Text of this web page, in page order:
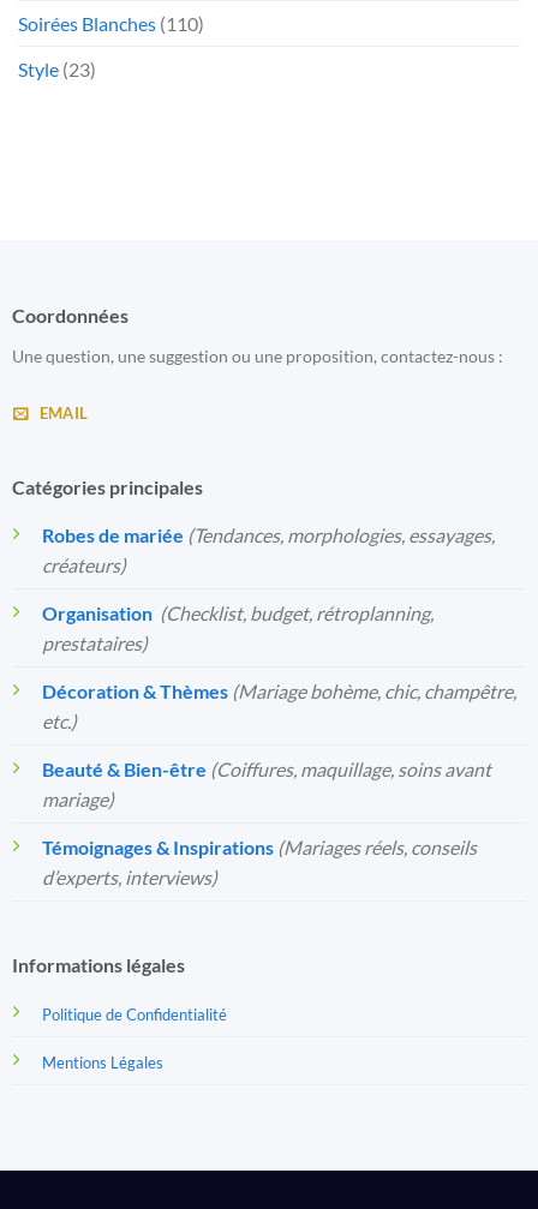
Soirées Blanches (110)
Style (23)
Coordonnées
Une question, une suggestion ou une proposition, contactez-nous :
EMAIL
Catégories principales
Robes de mariée (Tendances, morphologies, essayages,
créateurs)
Organisation️ (Checklist, budget, rétroplanning,
prestataires)
Décoration & Thèmes (Mariage bohème, chic, champêtre,
etc.)
Beauté & Bien-être (Coiffures, maquillage, soins avant
mariage)
Témoignages & Inspirations (Mariages réels, conseils
d’experts, interviews)
Informations légales
Politique de Confidentialité
Mentions Légales